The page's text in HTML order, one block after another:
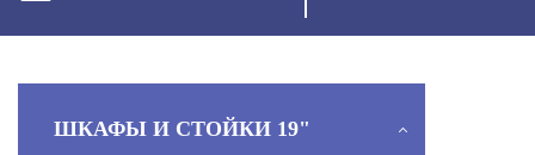
ШКАФЫ И СТОЙКИ 19"